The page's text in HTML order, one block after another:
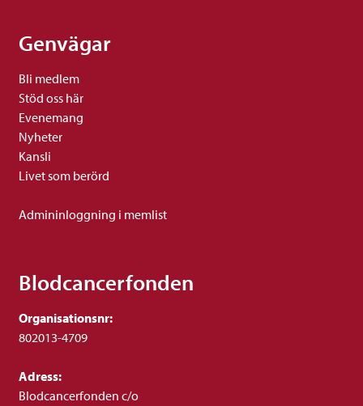
Genvägar
Bli medlem
Stöd oss här
Evenemang
Nyheter
Kansli
Livet som berörd
Admininloggning i memlist
Blodcancerfonden
Organisationsnr:
802013-4709
Adress:
Blodcancerfonden c/o